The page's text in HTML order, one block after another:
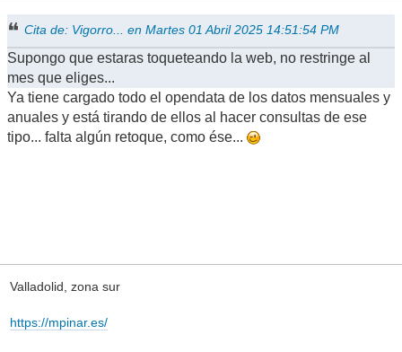
Cita de: Vigorro... en Martes 01 Abril 2025 14:51:54 PM
Supongo que estaras toqueteando la web, no restringe al
mes que eliges...
Ya tiene cargado todo el opendata de los datos mensuales y
anuales y está tirando de ellos al hacer consultas de ese
tipo... falta algún retoque, como ése...
Valladolid, zona sur
https://mpinar.es/